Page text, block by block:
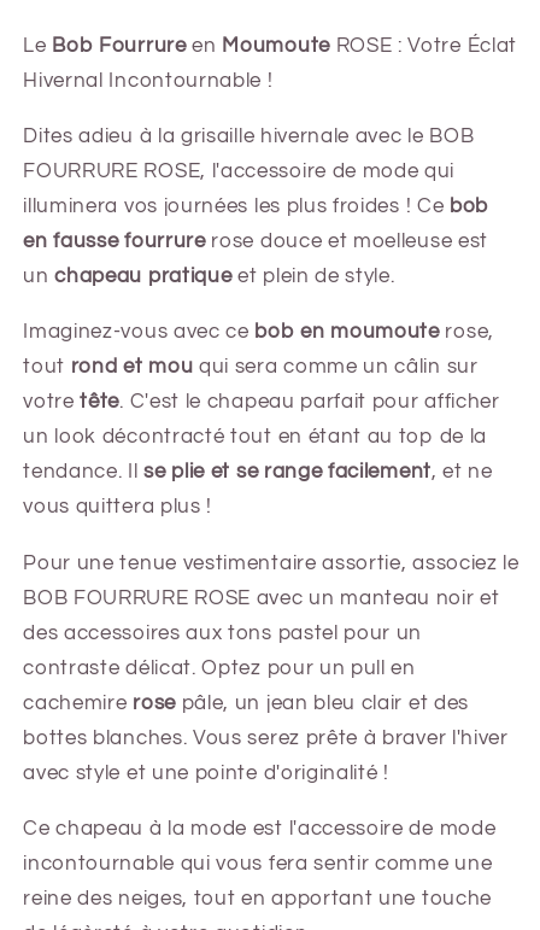
Le Bob Fourrureen MoumouteROSE : Votre Éclat
Hivernal Incontournable !
Dites adieu à la grisaille hivernale avec le BOB
FOURRURE ROSE, l'accessoire de mode qui
illuminera vos journées les plus froides ! Ce bob
en fausse fourrurerose douce et moelleuse est
unchapeau pratiqueet plein de style.
Imaginez-vous avec ce bob en moumouterose,
tout rond et mou qui sera comme un câlin sur
votretête. C'est le chapeau parfait pour afficher
un look décontracté tout en étant au top de la
tendance. Il
se plie et se range facilement, et ne
vous quittera plus !
Pour une tenue vestimentaire assortie, associez le
BOB FOURRURE ROSE avec un manteau noir et
des accessoires aux tons pastel pour un
contraste délicat. Optez pour un pull en
cachemire rosepâle, un jean bleu clair et des
bottes blanches. Vous serez prête à braver l'hiver
avec style et une pointe d'originalité !
Ce chapeau à la mode est l'accessoire de mode
incontournable qui vous fera sentir comme une
reine des neiges, tout en apportant une touche